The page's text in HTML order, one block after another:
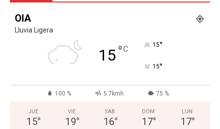
OIA
Lluvia Ligera
15°C 15°
15°
100 % 5.7kmh 75 %
JUE
15°
VIE
19°
SAB
16°
DOM
17°
LUN
17°